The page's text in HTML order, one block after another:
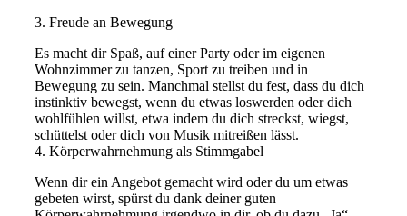
3. Freude an Bewegung
Es macht dir Spaß, auf einer Party oder im eigenen
Wohnzimmer zu tanzen, Sport zu treiben und in
Bewegung zu sein. Manchmal stellst du fest, dass du dich
instinktiv bewegst, wenn du etwas loswerden oder dich
wohlfühlen willst, etwa indem du dich streckst, wiegst,
schüttelst oder dich von Musik mitreißen lässt.
4. Körperwahrnehmung als Stimmgabel
Wenn dir ein Angebot gemacht wird oder du um etwas
gebeten wirst, spürst du dank deiner guten